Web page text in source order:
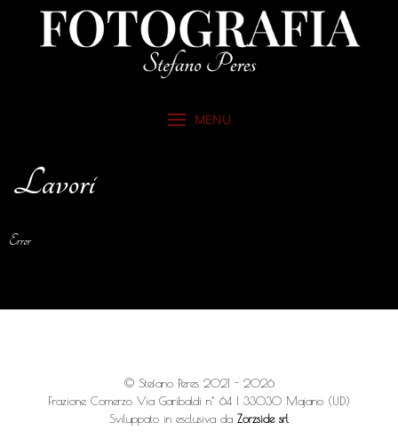
MENU
Lavori
Error
© Stefano Peres 2021 - 2026
Frazione Comerzo Via Garibaldi n° 64 | 33030 Majano (UD)
Sviluppato in esclusiva da Zorzside srl